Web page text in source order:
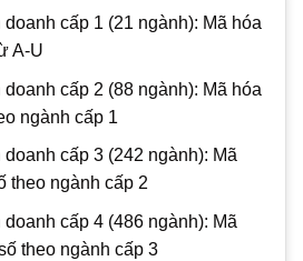
doanh cấp 1 (21 ngành): Mã hóa
A-U
doanh cấp 2 (88 ngành): Mã hóa
ngành cấp 1
doanh cấp 3 (242 ngành): Mã
theo ngành cấp 2
doanh cấp 4 (486 ngành): Mã
theo ngành cấp 3